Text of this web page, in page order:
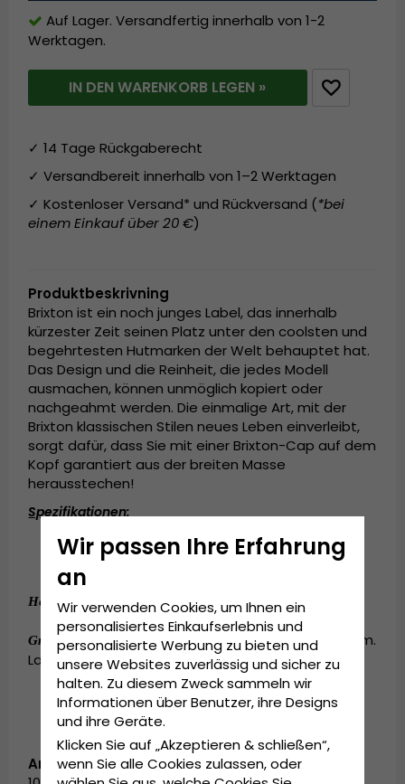
Auf Lager. Versandfertig innerhalb von 1-2
Werktagen.
IN DEN WARENKORB LEGEN »
✓ 14 Tage Rückgaberecht
✓ Versandbereit innerhalb von 1–2 Werktagen
✓ Kostenloser Versand* und Rückversand (*bei
einem Einkauf über 20 €)
Produktbeskrivning
Brixton ist ein noch junges Label, das innerhalb
kürzester Zeit seinen Platz unter den coolsten und
begehrtesten Hutmarken der Welt behauptet hat.
Das Design und die Reinheit, die jedes Modell
ausmachen, können unmöglich kopiert oder
nachgeahmt werden. Die einmalige Art, mit der
Brixton klassischen Stilen neues Leben einverleibt,
sorgt dafür, dass Sie mit einer Brixton-Cap auf dem
Kopf garantiert aus der breiten Masse
herausstechen!
Spezifikationen:
Schirmlänge: 6,5 cm.
12 cm hohe Krone.
Hergestellt aus
Hergestellt aus : 100 Prozent Stroh.
Grösseninformationen Small - 56 cm. Medium - 58 cm.
Large - 60 cm. X-Large - 62 cm.
Artikelnummer:
Wir passen Ihre Erfahrung
an
Wir verwenden Cookies, um Ihnen ein
personalisiertes Einkaufserlebnis und
personalisierte Werbung zu bieten und
unsere Websites zuverlässig und sicher zu
halten. Zu diesem Zweck sammeln wir
Informationen über Benutzer, ihre Designs
und ihre Geräte.
Klicken Sie auf „Akzeptieren & schließen“,
wenn Sie alle Cookies zulassen, oder